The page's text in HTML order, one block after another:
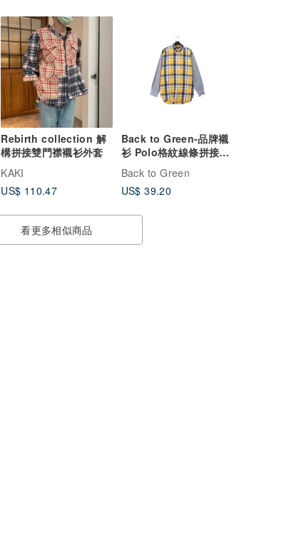
Rebirth collection 解
構拼接雙門襟襯衫外套
KAKI
US$ 110.47
Back to Green-品牌襯
衫 Polo格紋線條拼接
LP-08//vintage shirt
Back to Green
US$ 39.20
看更多相似商品